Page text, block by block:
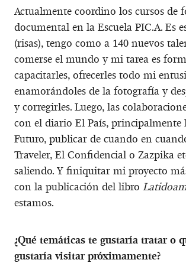
Actualmente coordino los cursos de
documental en la Escuela PIC.A. Es
(risas), tengo como a 140 nuevos
comerse el mundo y mi tarea es
capacitarles, ofrecerles todo mi
enamorándoles de la fotografía y
y corregirles. Luego, las
con el diario El País, principalmente
Futuro, publicar de cuando en
Traveler, El Confidencial o Zazpika
saliendo. Y finiquitar mi proyecto
con la publicación del libro
estamos.
¿Qué temáticas te gustaría tratar o
gustaría visitar próximamente?